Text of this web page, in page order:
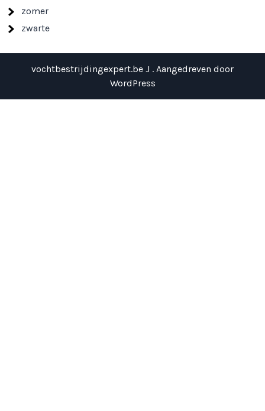
zomer
zwarte
vochtbestrijdingexpert.be J . Aangedreven door
WordPress